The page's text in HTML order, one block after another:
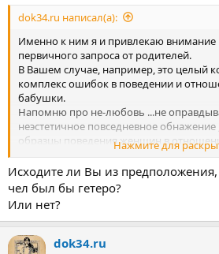
dok34.ru написал(а):
Именно к ним я и привлекаю внимание
первичного запроса от родителей.
В Вашем случае, например, это целый
комплекс ошибок в поведении и
бабушки.
Напомню про не-любовь ...не
неэстетичное повседневное
образцы поведения женщин в
любые попытки развития. И пр.
В процессе работы с гомосексуалом
ошибки непременно вскрываются. И
исправлять их, по мере выявления и
истерическую реакцию по разным
бы защитят их позицию и "хорошесть".
Нажмите для
Исходите ли Вы из
чел был бы гетеро?
Или нет?
dok34.ru